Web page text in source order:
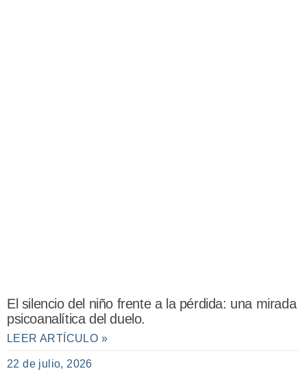
El silencio del niño frente a la pérdida: una mirada
psicoanalítica del duelo.
LEER ARTÍCULO »
22 de julio, 2026